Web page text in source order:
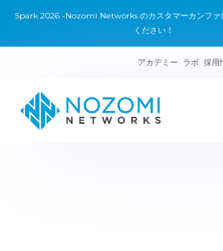
Spark 2026 -Nozomi Networks のカスタマーカンファ
ください！
アカデミー ラボ 採用